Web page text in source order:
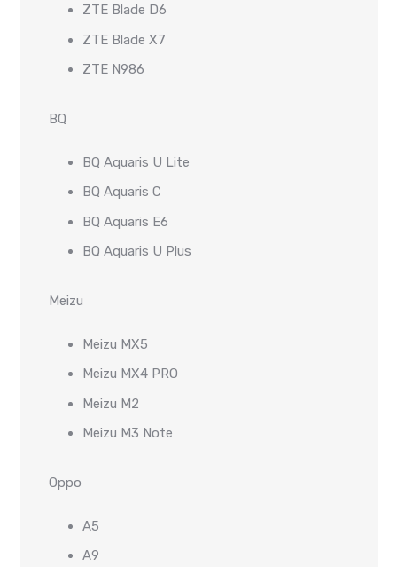
ZTE Blade D6
ZTE Blade X7
ZTE N986
BQ
BQ Aquaris U Lite
BQ Aquaris C
BQ Aquaris E6
BQ Aquaris U Plus
Meizu
Meizu MX5
Meizu MX4 PRO
Meizu M2
Meizu M3 Note
Oppo
A5
A9